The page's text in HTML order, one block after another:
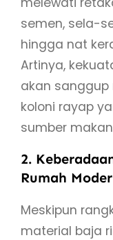
semen, sela-
hingga nat
Artinya,
akan
koloni rayap
sumber
2.
Rumah
Meskipun
material baja